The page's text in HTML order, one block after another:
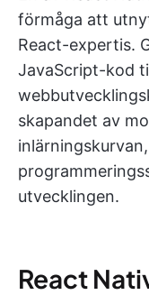
förmåga att
React-expertis.
JavaScript-kod
skapandet av
utvecklingen.
React